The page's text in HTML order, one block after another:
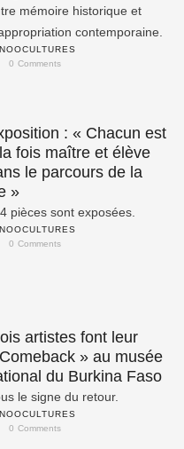
mémoire historique et
contemporaine.
NOOCULTURES
0 Comments
: « Chacun est
fois maître et élève
le parcours de la
»
pièces sont exposées.
NOOCULTURES
0 Comments
artistes font leur
» au musée
du Burkina Faso
le signe du retour.
NOOCULTURES
0 Comments